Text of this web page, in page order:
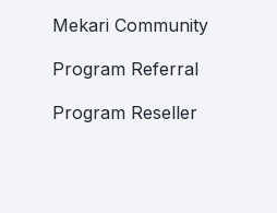
Mekari Community
Program Referral
Program Reseller